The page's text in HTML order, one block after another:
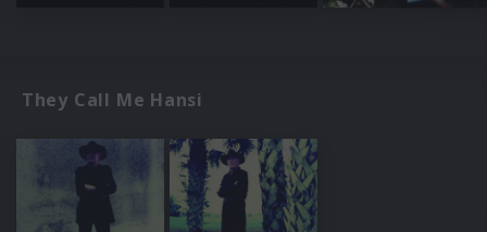
They Call Me Hansi